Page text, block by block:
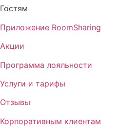
Гостям
Приложение RoomSharing
Акции
Программа лояльности
Услуги и тарифы
Отзывы
Корпоративным клиентам